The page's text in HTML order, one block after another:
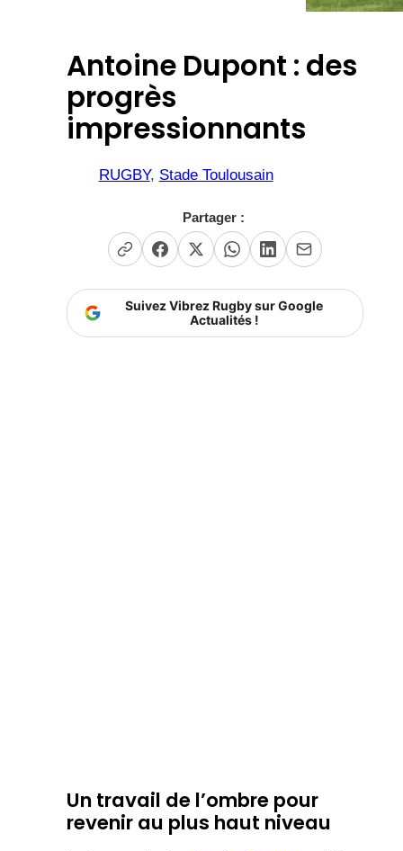
Antoine Dupont : des
progrès
impressionnants
RUGBY, Stade Toulousain
Partager :
Suivez Vibrez Rugby sur Google
Actualités !
Un travail de l’ombre pour
revenir au plus haut niveau